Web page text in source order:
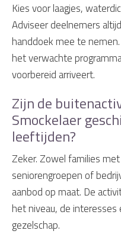
Kies voor laagjes,
Adviseer deelnemers
handdoek mee te
het verwachte
voorbereid arriveert.
Zijn de
Smockelaer
leeftijden?
Zeker. Zowel families
seniorengroepen of
aanbod op maat. De
het niveau, de
gezelschap.